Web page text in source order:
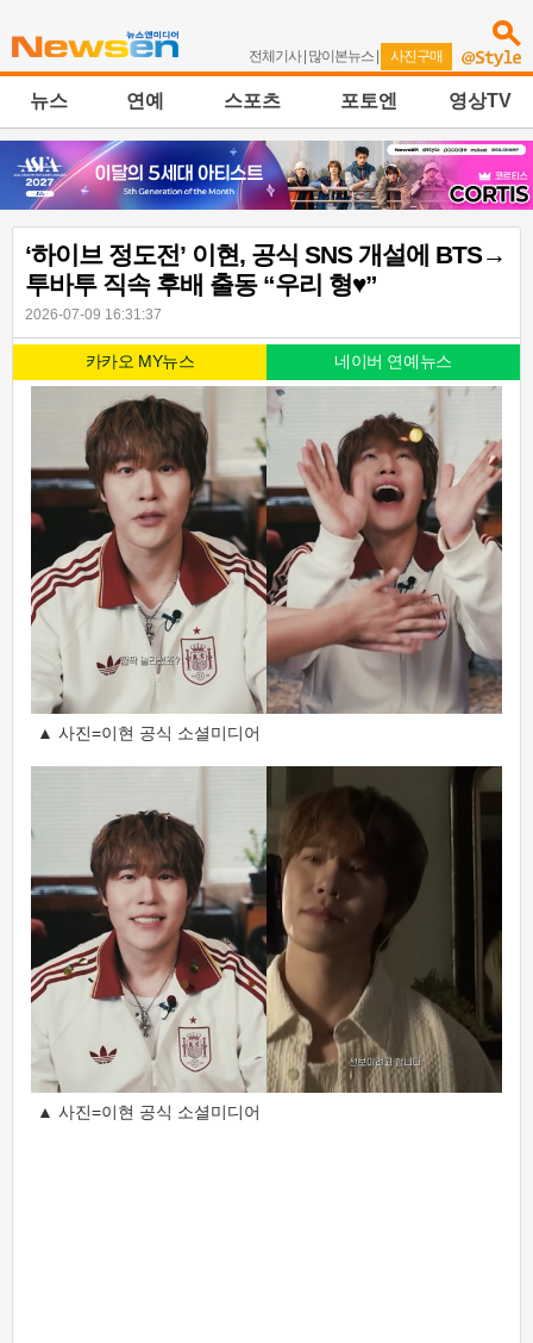
전체기사| 많이본뉴스 | 사진구매
뉴스 연예 스포츠 포토엔 영상TV
‘하이브 정도전’ 이현, 공식 SNS 개설에 BTS→
투바투 직속 후배 출동 “우리 형♥”
2026-07-09 16:31:37
카카오 MY뉴스 네이버 연예뉴스
▲ 사진=이현 공식 소셜미디어
▲ 사진=이현 공식 소셜미디어